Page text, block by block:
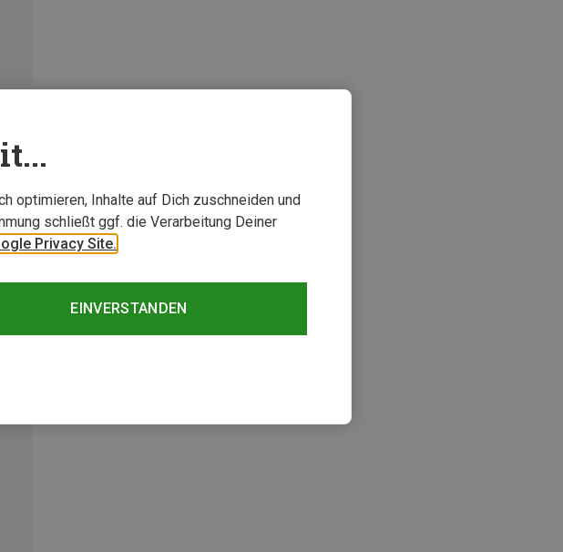
optimieren, Inhalte auf Dich zuschneiden und
schließt ggf. die Verarbeitung Deiner
Privacy Site.
EINVERSTANDEN